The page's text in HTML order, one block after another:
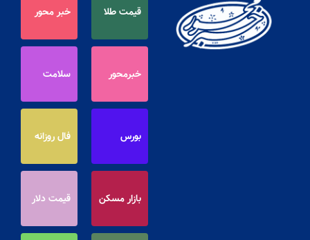
قیمت طلا خبر محور
خبرمحور سلامت
بورس فال روزانه
بازار مسکن قیمت دلار